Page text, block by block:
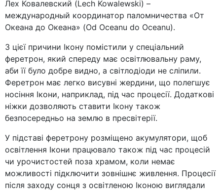
Лех Ковалевский (Lech Kowalewski) –
международный координатор паломничества «От
Океана до Океана» (Od Oceanu do Oceanu).
З цієї причини Ікону помістили у спеціальний
феретрон, який спереду має освітлювальну раму,
аби її було добре видно, а світлодіоди не сліпили.
Феретрон має легко висувні жердини, що полегшує
носіння Ікони, наприклад, під час процесії. Додаткові
ніжки дозволяють ставити Ікону також
безпосередньо на землю в пресвітерії.
У підставі феретрону розміщено акумулятори, щоб
освітлення Ікони працювало також під час процесій
чи урочистостей поза храмом, коли немає
можливості підключити зовнішнє живлення. Процесії
після заходу сонця з освітленою Іконою виглядали